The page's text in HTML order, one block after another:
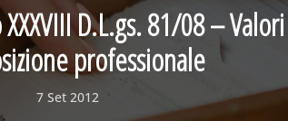
D.L.gs. 81/08 –
professionale
7 Set 2012